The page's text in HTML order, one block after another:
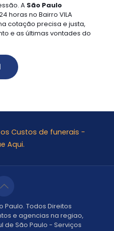
A São Paulo
horas no Bairro VILA
cotação precisa e justa,
e as últimas vontades do
Custos de funerais -
Aqui.
Paulo. Todos Direitos
e agencias na regiao,
de São Paulo - Serviços